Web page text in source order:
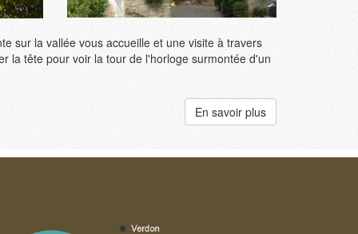
sur la vallée vous accueille et une visite à travers
la tête pour voir la tour de l'horloge surmontée d'un
En savoir plus